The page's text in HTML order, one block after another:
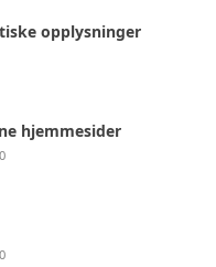
opplysninger
hjemmesider